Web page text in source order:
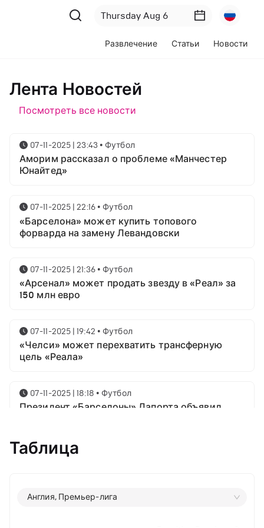
Развлечение Статьи Новости
Лента Новостей
Посмотреть все новости
07-11-2025 | 23:43 • Футбол
Аморим рассказал о проблеме «Манчестер
Юнайтед»
07-11-2025 | 22:16 • Футбол
«Барселона» может купить топового
форварда на замену Левандовски
07-11-2025 | 21:36 • Футбол
«Арсенал» может продать звезду в «Реал» за
150 млн евро
07-11-2025 | 19:42 • Футбол
«Челси» может перехватить трансферную
цель «Реала»
07-11-2025 | 18:18 • Футбол
Президент «Барселоны» Лапорта объявил
07-11-2025 | 16:23
ФИФА
Таблица
Англия, Премьер-лига